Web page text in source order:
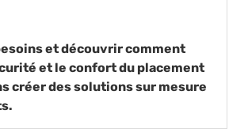
et découvrir comment
et le confort du placement
créer des solutions sur mesure